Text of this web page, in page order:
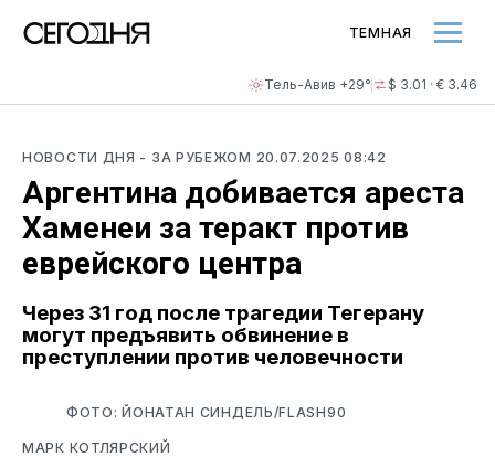
Тель-Авив +29° $ 3.01 · € 3.46
ТЕМНАЯ
НОВОСТИ ДНЯ - ЗА РУБЕЖОМ 20.07.2025 08:42
Аргентина добивается ареста
Хаменеи за теракт против
еврейского центра
Через 31 год после трагедии Тегерану
могут предъявить обвинение в
преступлении против человечности
ФОТО: ЙОНАТАН СИНДЕЛЬ/FLASH90
МАРК КОТЛЯРСКИЙ